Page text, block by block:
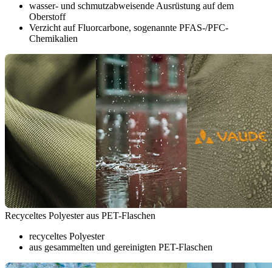
wasser- und schmutzabweisende Ausrüstung auf dem
Oberstoff
Verzicht auf Fluorcarbone, sogenannte PFAS-/PFC-
Chemikalien
Recyceltes Polyester aus PET-Flaschen
recyceltes Polyester
aus gesammelten und gereinigten PET-Flaschen